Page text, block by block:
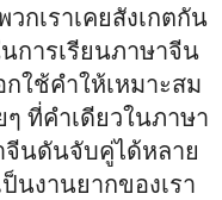
กเราเคยสังเกตกัน
การเรียนภาษาจีน
ใช้คำให้เหมาะสม
ที่คำเดียวในภาษา
จีนดันจับคู่ได้หลาย
นงานยากของเรา